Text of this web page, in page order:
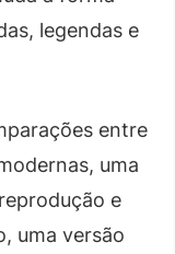
legendas e
entre
uma
e
uma versão